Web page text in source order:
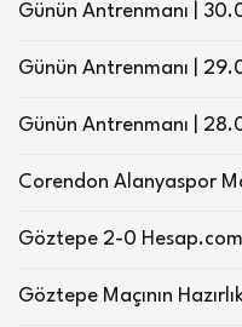
Günün Antrenmanı |
Günün Antrenmanı |
Günün Antrenmanı |
Corendon Alanyaspor
Göztepe 2-0
Göztepe Maçının